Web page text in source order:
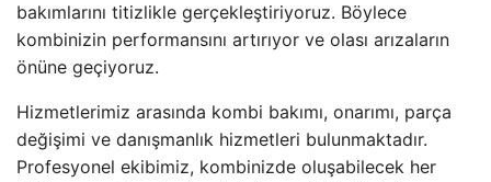
bakımlarını titizlikle gerçekleştiriyoruz. Böylece
kombinizin performansını artırıyor ve olası arızaların
önüne geçiyoruz.
Hizmetlerimiz arasında kombi bakımı, onarımı, parça
değişimi ve danışmanlık hizmetleri bulunmaktadır.
Profesyonel ekibimiz, kombinizde oluşabilecek her